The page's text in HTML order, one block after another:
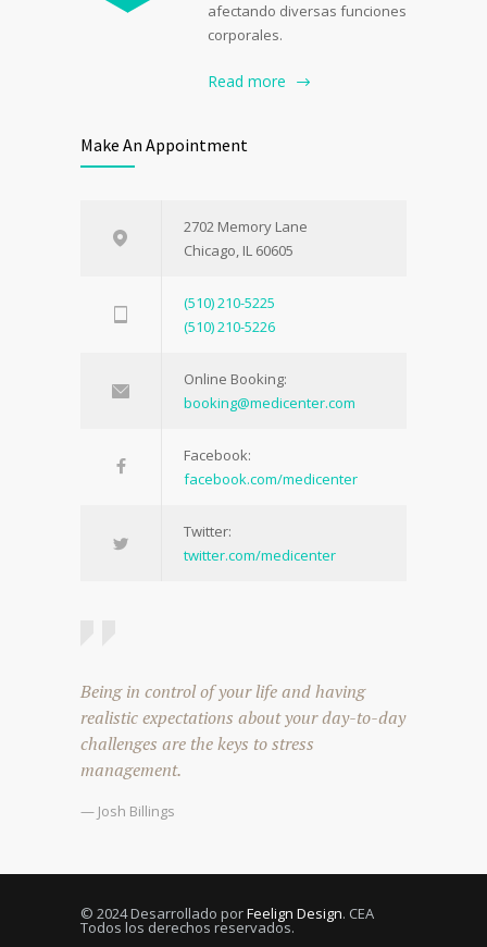
afectando diversas funciones
corporales.
Read more
Make An Appointment
2702 Memory Lane
Chicago, IL 60605
(510) 210-5225
(510) 210-5226
Online Booking:
booking@medicenter.com
Facebook:
facebook.com/medicenter
Twitter:
twitter.com/medicenter
Being in control of your life and having
realistic expectations about your day-to-day
challenges are the keys to stress
management.
— Josh Billings
© 2024 Desarrollado porFeelign Design. CEA
Todos los derechos reservados.